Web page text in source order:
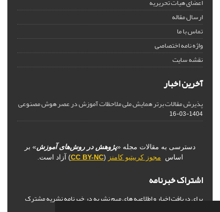
ارسال مقاله
تماس با ما
واژه نامه اختصاصی
نقشه سایت
آخرین اخبار
پذیرش مقالات برتر همایش ملی ملاحظات آموزش در عصر هوش مصنوعی
1404-03-16
دسترسی به مقالات مجله «پژوهش در روش‌های آموزش» بر
اساس مجوز کرییتیو کامنز (
CC BY-NC) آزاد است.
اشتراک خبرنامه
برای دریافت اخبار و اطلاعیه های مهم نشریه در خبرنامه نشریه مشترک